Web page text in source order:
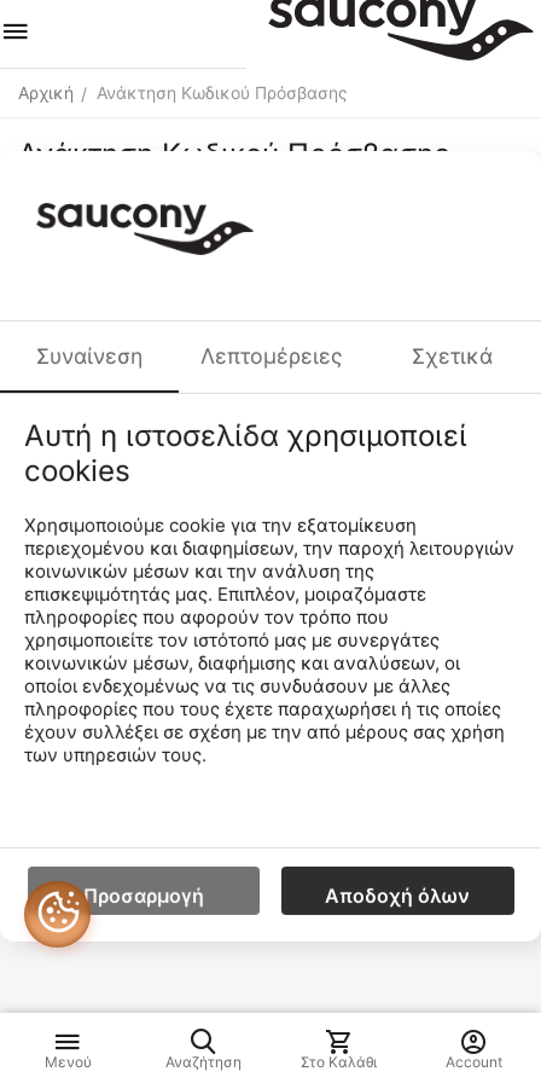
Αρχική / Ανάκτηση Κωδικού Πρόσβασης
Ανάκτηση Κωδικού Πρόσβασης
Μηδενισμός Κωδικού
Επαναφορά κωδικού πρόσβασης
πεδίο και πατήστεΜηδενισμός Κωδικού.
Θα λάβετε ένα νέο Κωδικό και ένα σύνδεσμο για να
συνδεθείτε. Αργότερα θα μπορεσετε να αλλάξετε τον
κωδικό σας σε ότι εσείς επιθυμείτε.
Ο Λογαριασμός Μου
Πληροφορίες E-Shop
Μενού Αναζήτηση Στο Καλάθι Account
Συναίνεση Λεπτομέρειες Σχετικά
Αυτή η ιστοσελίδα χρησιμοποιεί
cookies
Χρησιμοποιούμε cookie για την εξατομίκευση
περιεχομένου και διαφημίσεων, την παροχή λειτουργιών
κοινωνικών μέσων και την ανάλυση της
επισκεψιμότητάς μας. Επιπλέον, μοιραζόμαστε
πληροφορίες που αφορούν τον τρόπο που
χρησιμοποιείτε τον ιστότοπό μας με συνεργάτες
κοινωνικών μέσων, διαφήμισης και αναλύσεων, οι
οποίοι ενδεχομένως να τις συνδυάσουν με άλλες
πληροφορίες που τους έχετε παραχωρήσει ή τις οποίες
έχουν συλλέξει σε σχέση με την από μέρους σας χρήση
των υπηρεσιών τους.
Προσαρμογή Αποδοχή όλων